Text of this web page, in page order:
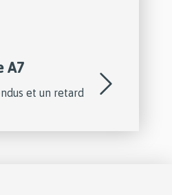
A7
et un retard